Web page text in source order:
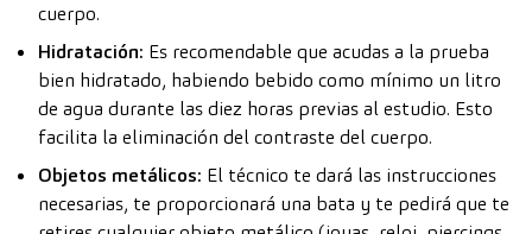
cuerpo.
Hidratación: Es recomendable que acudas a la prueba
bien hidratado, habiendo bebido como mínimo un litro
de agua durante las diez horas previas al estudio. Esto
facilita la eliminación del contraste del cuerpo.
Objetos metálicos: El técnico te dará las instrucciones
necesarias, te proporcionará una bata y te pedirá que te